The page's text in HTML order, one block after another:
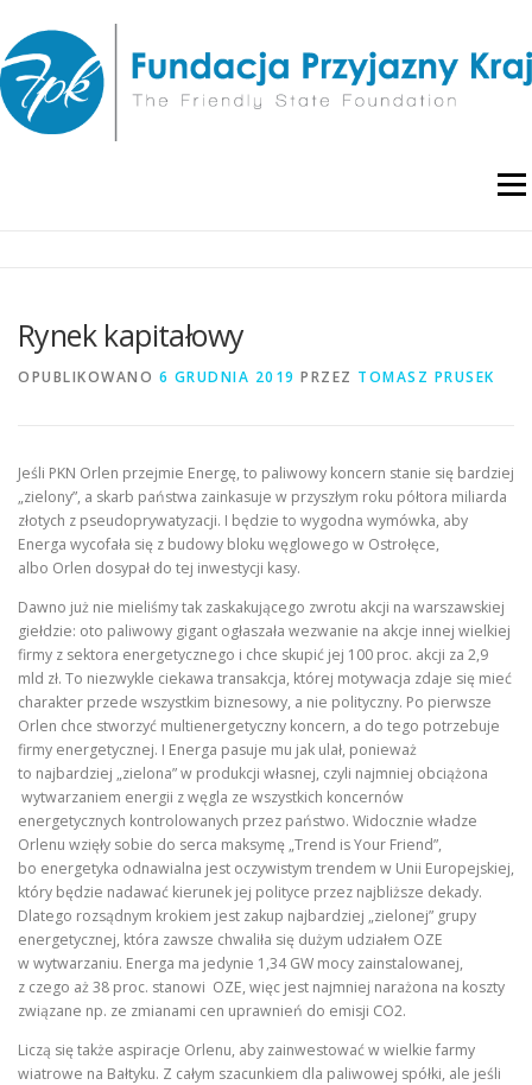
treści
Menu
Rynek kapitałowy
OPUBLIKOWANO 6 GRUDNIA 2019 PRZEZ TOMASZ PRUSEK
Jeśli PKN Orlen przejmie Energę, to paliwowy koncern stanie się bardziej
„zielony”, a skarb państwa zainkasuje w przyszłym roku półtora miliarda
złotych z pseudoprywatyzacji. I będzie to wygodna wymówka, aby
Energa wycofała się z budowy bloku węglowego w Ostrołęce,
albo Orlen dosypał do tej inwestycji kasy.
Dawno już nie mieliśmy tak zaskakującego zwrotu akcji na warszawskiej
giełdzie: oto paliwowy gigant ogłaszała wezwanie na akcje innej wielkiej
firmy z sektora energetycznego i chce skupić jej 100 proc. akcji za 2,9
mld zł. To niezwykle ciekawa transakcja, której motywacja zdaje się mieć
charakter przede wszystkim biznesowy, a nie polityczny. Po pierwsze
Orlen chce stworzyć multienergetyczny koncern, a do tego potrzebuje
firmy energetycznej. I Energa pasuje mu jak ulał, ponieważ
to najbardziej „zielona” w produkcji własnej, czyli najmniej obciążona
wytwarzaniem energii z węgla ze wszystkich koncernów
energetycznych kontrolowanych przez państwo. Widocznie władze
Orlenu wzięły sobie do serca maksymę „Trend is Your Friend”,
bo energetyka odnawialna jest oczywistym trendem w Unii Europejskiej,
który będzie nadawać kierunek jej polityce przez najbliższe dekady.
Dlatego rozsądnym krokiem jest zakup najbardziej „zielonej” grupy
energetycznej, która zawsze chwaliła się dużym udziałem OZE
w wytwarzaniu. Energa ma jedynie 1,34 GW mocy zainstalowanej,
z czego aż 38 proc. stanowi OZE, więc jest najmniej narażona na koszty
związane np. ze zmianami cen uprawnień do emisji CO2.
Liczą się także aspiracje Orlenu, aby zainwestować w wielkie farmy
wiatrowe na Bałtyku. Z całym szacunkiem dla paliwowej spółki, ale jeśli